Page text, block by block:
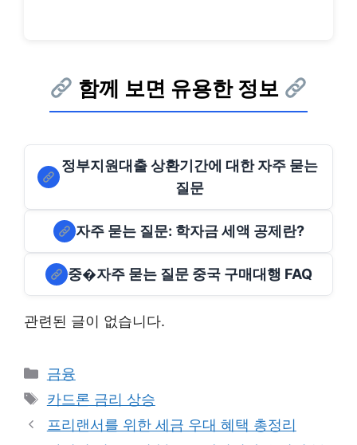
함께 보면 유용한 정보
정부지원대출 상환기간에 대한 자주 묻는
질문
자주 묻는 질문: 학자금 세액 공제란?
중�자주 묻는 질문 중국 구매대행 FAQ
관련된 글이 없습니다.
Categories
금융
Tags
카드론 금리 상승
프리랜서를 위한 세금 우대 혜택 총정리